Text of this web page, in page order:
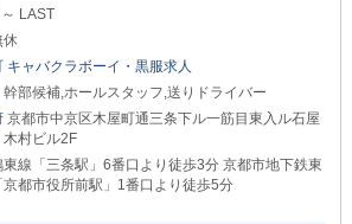
LAST
休
キャバクラボーイ・黒服求人
幹部候補,ホールスタッフ,送りドライバー
京都市中京区木屋町通三条下ル一筋目東入ル石屋
村ビル2F
東線「三条駅」6番口より徒歩3分 京都市地下鉄東
京都市役所前駅」1番口より徒歩5分